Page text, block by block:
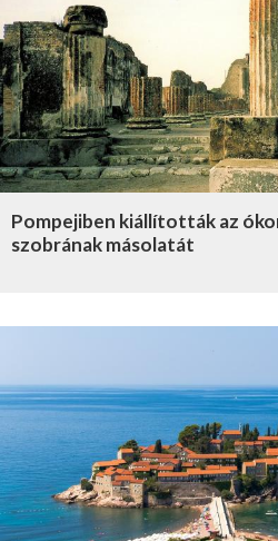
Pompejiben kiállították az
szobrának másolatát